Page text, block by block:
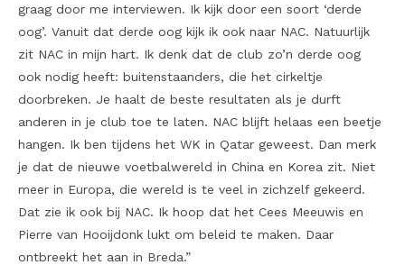
graag door me interviewen. Ik kijk door een soort ‘derde
oog’. Vanuit dat derde oog kijk ik ook naar NAC. Natuurlijk
zit NAC in mijn hart. Ik denk dat de club zo’n derde oog
ook nodig heeft: buitenstaanders, die het cirkeltje
doorbreken. Je haalt de beste resultaten als je durft
anderen in je club toe te laten. NAC blijft helaas een beetje
hangen. Ik ben tijdens het WK in Qatar geweest. Dan merk
je dat de nieuwe voetbalwereld in China en Korea zit. Niet
meer in Europa, die wereld is te veel in zichzelf gekeerd.
Dat zie ik ook bij NAC. Ik hoop dat het Cees Meeuwis en
Pierre van Hooijdonk lukt om beleid te maken. Daar
ontbreekt het aan in Breda.”